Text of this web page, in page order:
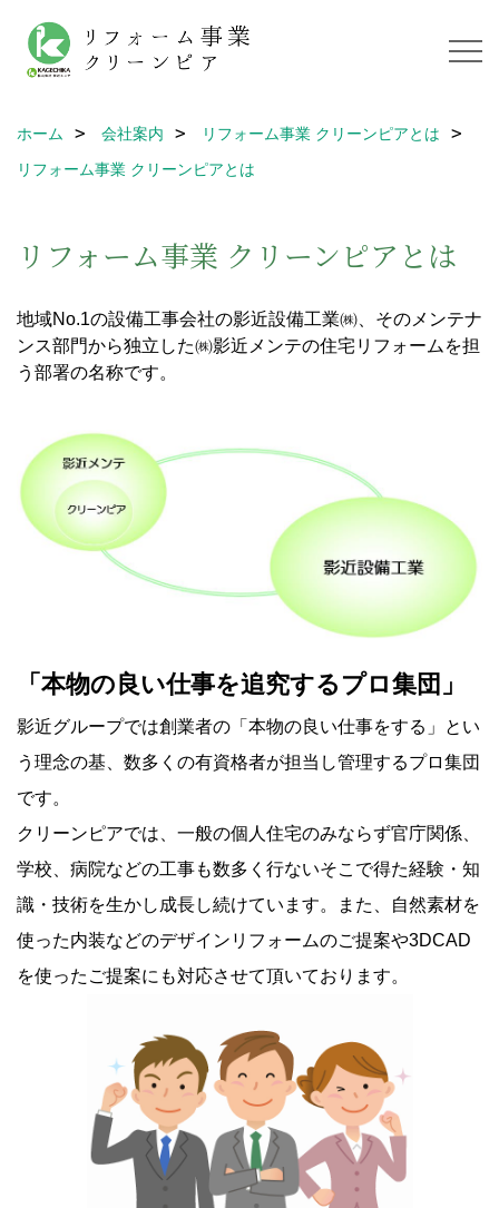
ホーム 会社案内
リフォーム事業 クリーンピアとは
リフォーム事業 クリーンピアとは
リフォーム事業 クリーンピアとは
地域No.1の設備工事会社の影近設備工業㈱、そのメンテナ
ンス部門から独立した㈱影近メンテの住宅リフォームを担
う部署の名称です。
「本物の良い仕事を追究するプロ集団」
影近グループでは創業者の「本物の良い仕事をする」とい
う理念の基、数多くの有資格者が担当し管理するプロ集団
です。
クリーンピアでは、一般の個人住宅のみならず官庁関係、
学校、病院などの工事も数多く行ないそこで得た経験・知
識・技術を生かし成長し続けています。また、自然素材を
使った内装などのデザインリフォームのご提案や3DCAD
を使ったご提案にも対応させて頂いております。